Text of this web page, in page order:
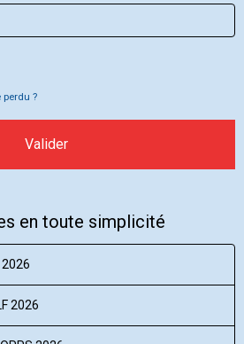
perdu ?
Valider
en toute simplicité
2026
2026